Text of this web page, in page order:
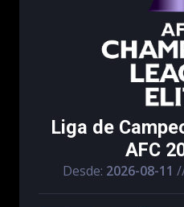
Liga de
AFC
Desde: 2026-08-11